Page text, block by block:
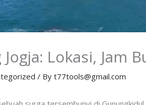
Lokasi, Jam
/ Byt77tools@gmail.com